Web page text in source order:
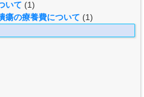
いて (1)
瘍の療養費について (1)